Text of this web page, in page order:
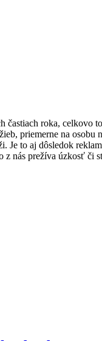
roka,
priemerne na
to aj dôsledok
nás prežíva úzkosť či